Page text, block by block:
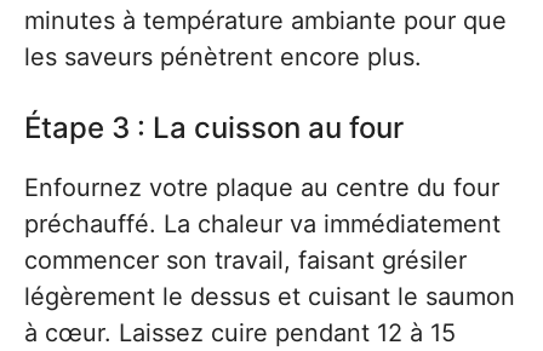
minutes à température ambiante pour que
les saveurs pénètrent encore plus.
Étape 3 : La cuisson au four
Enfournez votre plaque au centre du four
préchauffé. La chaleur va immédiatement
commencer son travail, faisant grésiler
légèrement le dessus et cuisant le saumon
à cœur. Laissez cuire pendant 12 à 15